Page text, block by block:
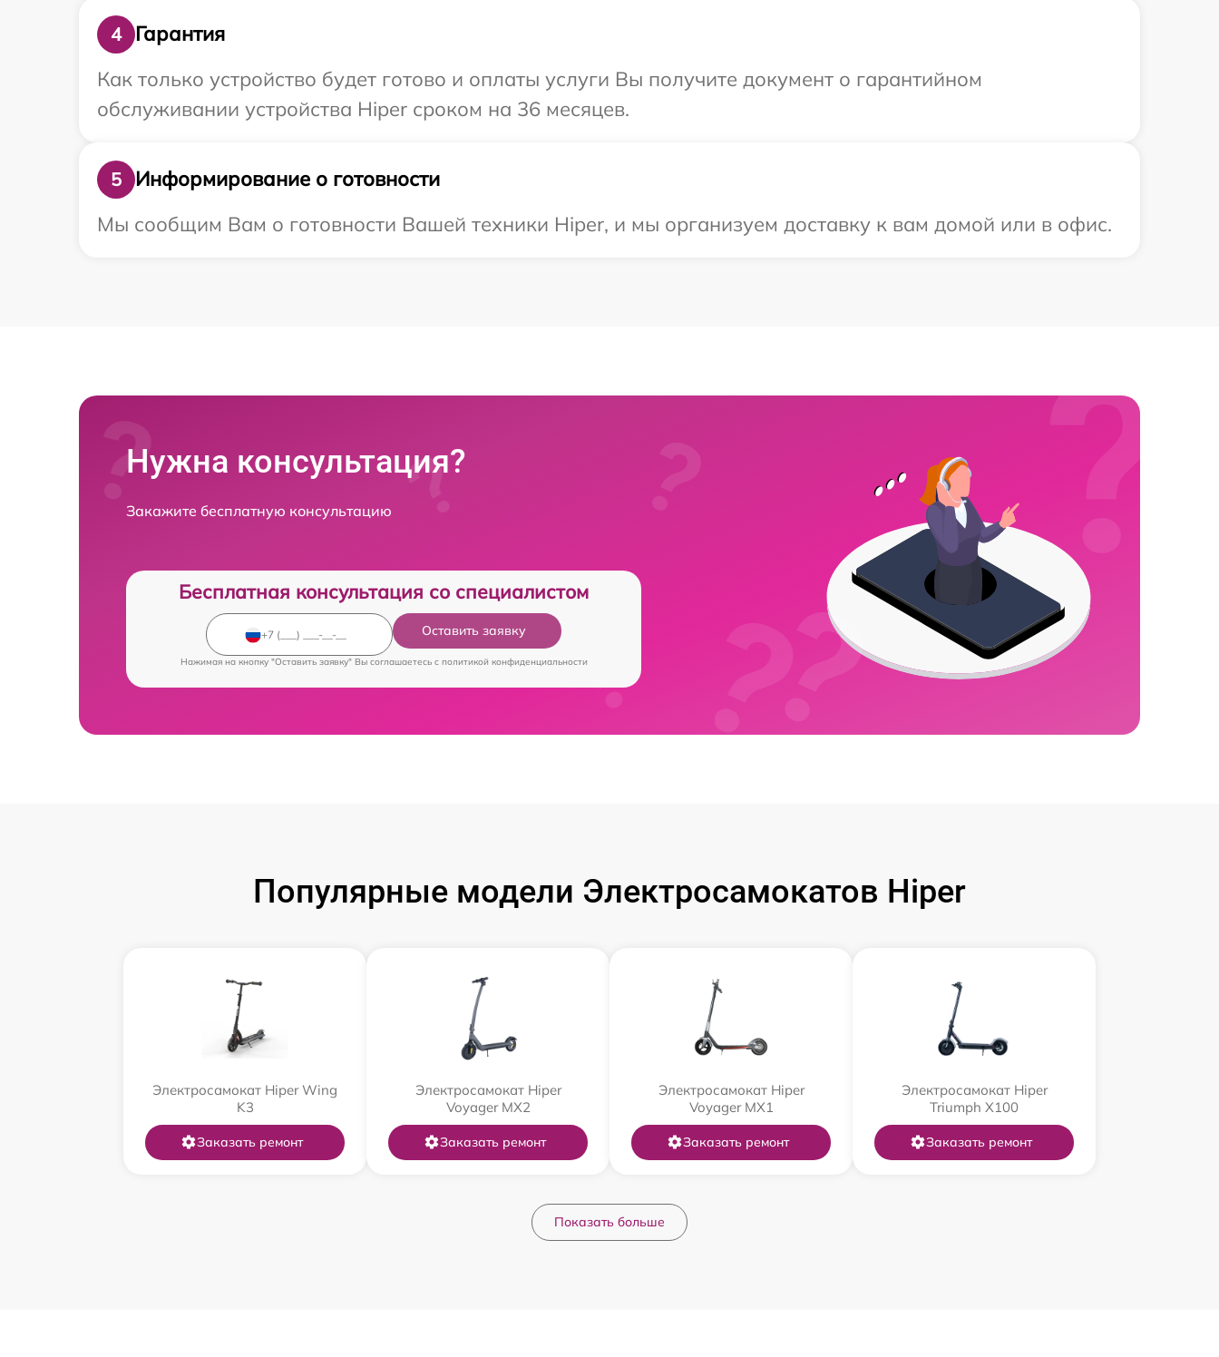
4
Гарантия
Как только устройство будет готово и оплаты услуги Вы получите документ о гарантийном
обслуживании устройства Hiper сроком на 36 месяцев.
5
Информирование о готовности
Мы сообщим Вам о готовности Вашей техники Hiper, и мы организуем доставку к вам домой или в офис.
Нужна консультация?
Закажите бесплатную консультацию
Бесплатная консультация со специалистом
Оставить заявку
Нажимая на кнопку "Оставить заявку" Вы соглашаетесь c политикой конфиденциальности
Популярные модели Электросамокатов Hiper
Электросамокат Hiper Wing
K3
Заказать ремонт
Электросамокат Hiper
Voyager MX2
Заказать ремонт
Электросамокат Hiper
Voyager MX1
Заказать ремонт
Электросамокат Hiper
Triumph X100
Заказать ремонт
Показать больше